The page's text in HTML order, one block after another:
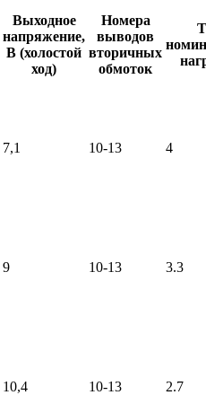
Выходное
напряжение,
В (холостой
ход)
Номера
выводов
вторичных
обмоток
7,1 10-13 4
9 10-13 3.3
10,4 10-13 2.7